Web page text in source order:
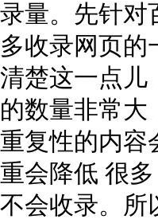
录量。先针对
多收录网页的
清楚这一点儿
的数量非常大
重复性的内容
重会降低 很
不会收录。所